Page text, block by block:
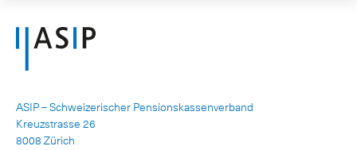
ASIP – Schweizerischer Pensionskassenverband
Kreuzstrasse 26
8008 Zürich